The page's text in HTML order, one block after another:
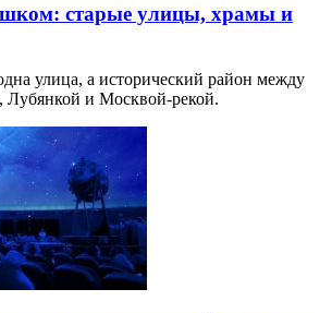
старые улицы, храмы и
улица, а исторический район между
и Москвой-рекой.